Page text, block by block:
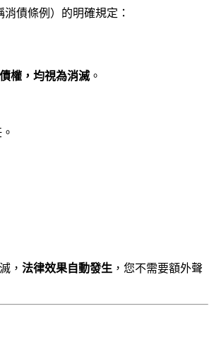
債條例）的明確規定：
權，均視為消滅。
， 法律效果自動發生 ，您不需要額外聲